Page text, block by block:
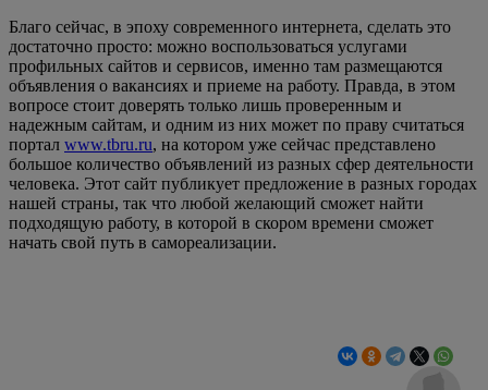
Благо сейчас, в эпоху современного интернета, сделать это
достаточно просто: можно воспользоваться услугами
профильных сайтов и сервисов, именно там размещаются
объявления о вакансиях и приеме на работу. Правда, в этом
вопросе стоит доверять только лишь проверенным и
надежным сайтам, и одним из них может по праву считаться
портал www.tbru.ru, на котором уже сейчас представлено
большое количество объявлений из разных сфер деятельности
человека. Этот сайт публикует предложение в разных городах
нашей страны, так что любой желающий сможет найти
подходящую работу, в которой в скором времени сможет
начать свой путь в самореализации.